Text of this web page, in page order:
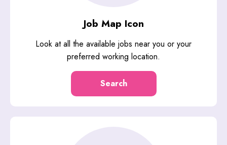
Job Map Icon
Look at all the available jobs near you or your
preferred working location.
Search